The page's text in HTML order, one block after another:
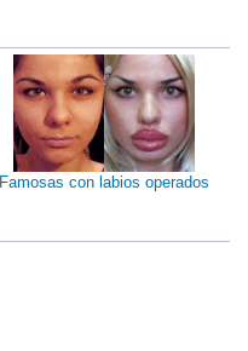
Famosas con labios operados